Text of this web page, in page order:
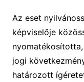
Az eset
képviselője
jogi
határozott